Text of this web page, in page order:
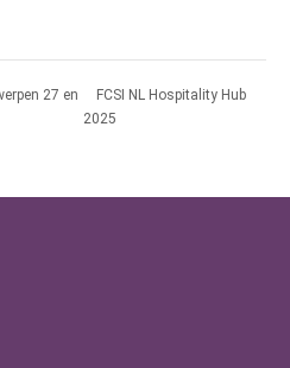
27 en
FCSI NL Hospitality Hub
2025